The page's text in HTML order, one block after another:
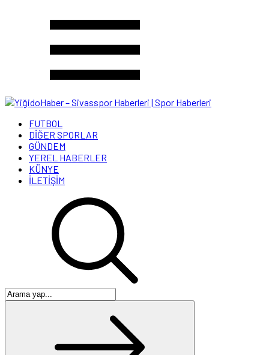
FUTBOL
DİĞER SPORLAR
GÜNDEM
YEREL HABERLER
KÜNYE
İLETİŞİM